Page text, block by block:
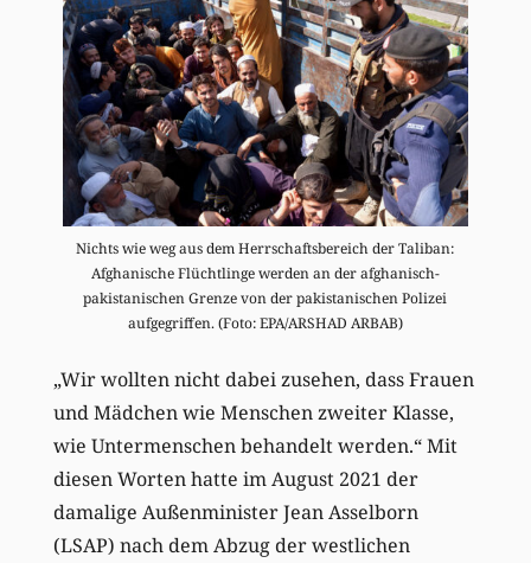
Nichts wie weg aus dem Herrschaftsbereich der Taliban:
Afghanische Flüchtlinge werden an der afghanisch-
pakistanischen Grenze von der pakistanischen Polizei
aufgegriffen. (Foto: EPA/ARSHAD ARBAB)
„Wir wollten nicht dabei zusehen, dass Frauen
und Mädchen wie Menschen zweiter Klasse,
wie Untermenschen behandelt werden.“ Mit
diesen Worten hatte im August 2021 der
damalige Außenminister Jean Asselborn
(LSAP) nach dem Abzug der westlichen